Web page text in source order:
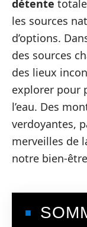
détente
les sources
d’options.
des sources
des lieux
explorer pour
l’eau. Des
verdoyantes,
merveilles de
notre bien-